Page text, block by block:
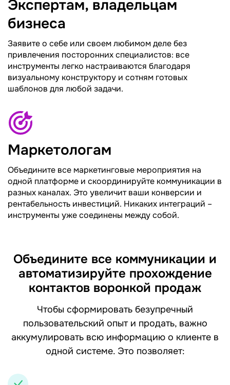
Экспертам, владельцам
бизнеса
Заявите о себе или своем любимом деле без
привлечения посторонних специалистов: все
инструменты легко настраиваются благодаря
визуальному конструктору и сотням готовых
шаблонов для любой задачи.
Маркетологам
Объедините все маркетинговые мероприятия на
одной платформе и скоординируйте коммуникации в
разных каналах. Это увеличит ваши конверсии и
рентабельность инвестиций. Никаких интеграций –
инструменты уже соединены между собой.
Объедините все коммуникации и
автоматизируйте прохождение
контактов воронкой продаж
Чтобы сформировать безупречный
пользовательский опыт и продать, важно
аккумулировать всю информацию о клиенте в
одной системе. Это позволяет: